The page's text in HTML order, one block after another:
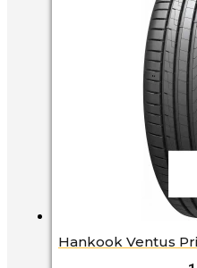
Hankook Ventus